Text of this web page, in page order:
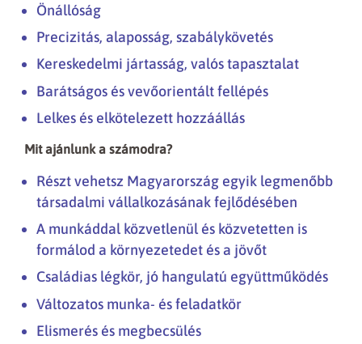
Önállóság
Precizitás, alaposság, szabálykövetés
Kereskedelmi jártasság, valós tapasztalat
Barátságos és vevőorientált fellépés
Lelkes és elkötelezett hozzáállás
Mit ajánlunk a számodra?
Részt vehetsz Magyarország egyik legmenőbb
társadalmi vállalkozásának fejlődésében
A munkáddal közvetlenül és közvetetten is
formálod a környezetedet és a jövőt
Családias légkör, jó hangulatú együttműködés
Változatos munka- és feladatkör
Elismerés és megbecsülés